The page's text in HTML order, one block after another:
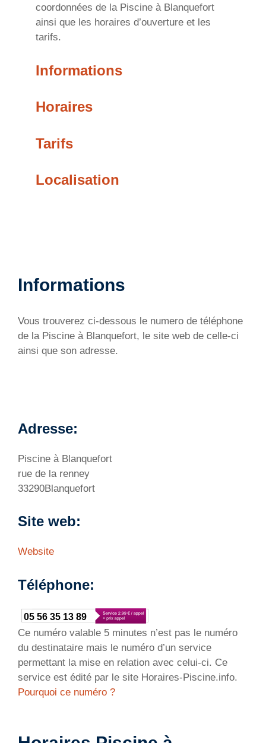
coordonnées de la Piscine à Blanquefort
ainsi que les horaires d’ouverture et les
tarifs.
Informations
Horaires
Tarifs
Localisation
Informations
Vous trouverez ci-dessous le numero de téléphone
de la Piscine à Blanquefort, le site web de celle-ci
ainsi que son adresse.
Adresse:
Piscine à Blanquefort
rue de la renney
33290Blanquefort
Site web:
Website
Téléphone:
05 56 35 13 89
Ce numéro valable 5 minutes n’est pas le numéro
du destinataire mais le numéro d’un service
permettant la mise en relation avec celui-ci. Ce
service est édité par le site Horaires-Piscine.info.
Pourquoi ce numéro ?